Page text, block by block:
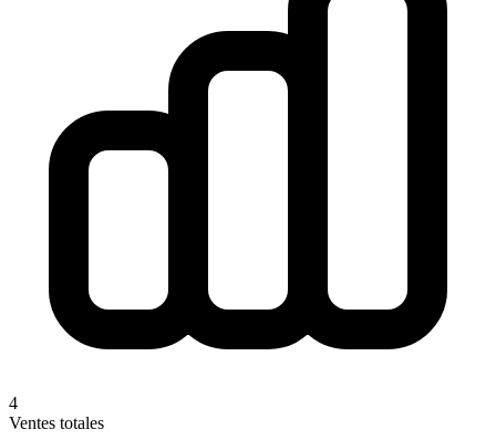
4
Ventes totales